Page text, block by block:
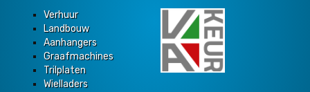
Verhuur
Landbouw
Aanhangers
Graafmachines
Trilplaten
Wielladers